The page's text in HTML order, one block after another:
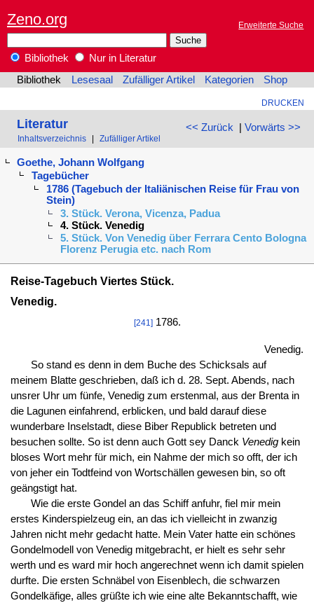
Zeno.org Erweiterte Suche
Bibliothek
Nur in Literatur
Bibliothek
Lesesaal Zufälliger Artikel Kategorien Shop
DRUCKEN
<< Zurück | Vorwärts >>
Literatur
Inhaltsverzeichnis Zufälliger Artikel
Goethe, Johann Wolfgang
Tagebücher
1786 (Tagebuch der Italiänischen Reise für Frau von
Stein)
3. Stück. Verona, Vicenza, Padua
4. Stück. Venedig
5. Stück. Von Venedig über Ferrara Cento Bologna
Florenz Perugia etc. nach Rom
Reise-Tagebuch Viertes Stück.
Venedig.
[241]1786.
Venedig.
So stand es denn in dem Buche des Schicksals auf
meinem Blatte geschrieben, daß ich d. 28. Sept. Abends, nach
unsrer Uhr um fünfe, Venedig zum erstenmal, aus der Brenta in
die Lagunen einfahrend, erblicken, und bald darauf diese
wunderbare Inselstadt, diese Biber Republick betreten und
besuchen sollte. So ist denn auch Gott sey Danck Venedigkein
bloses Wort mehr für mich, ein Nahme der mich so offt, der ich
von jeher ein Todtfeind von Wortschällen gewesen bin, so oft
geängstigt hat.
Wie die erste Gondel an das Schiff anfuhr, fiel mir mein
erstes Kinderspielzeug ein, an das ich vielleicht in zwanzig
Jahren nicht mehr gedacht hatte. Mein Vater hatte ein schönes
Gondelmodell von Venedig mitgebracht, er hielt es sehr sehr
werth und es ward mir hoch angerechnet wenn ich damit spielen
durfte. Die ersten Schnäbel von Eisenblech, die schwarzen
Gondelkäfige, alles grüßte ich wie eine alte Bekanntschafft, wie